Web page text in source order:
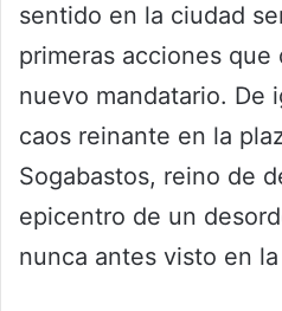
sentido en la ciudad
primeras acciones que
nuevo mandatario. De
caos reinante en la
Sogabastos, reino de
epicentro de un
nunca antes visto en